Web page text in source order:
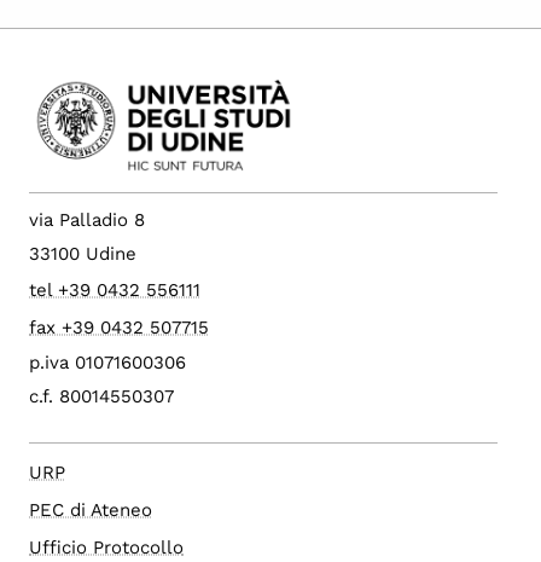
via Palladio 8
33100 Udine
tel +39 0432 556111
fax +39 0432 507715
p.iva 01071600306
c.f. 80014550307
URP
PEC di Ateneo
Ufficio Protocollo